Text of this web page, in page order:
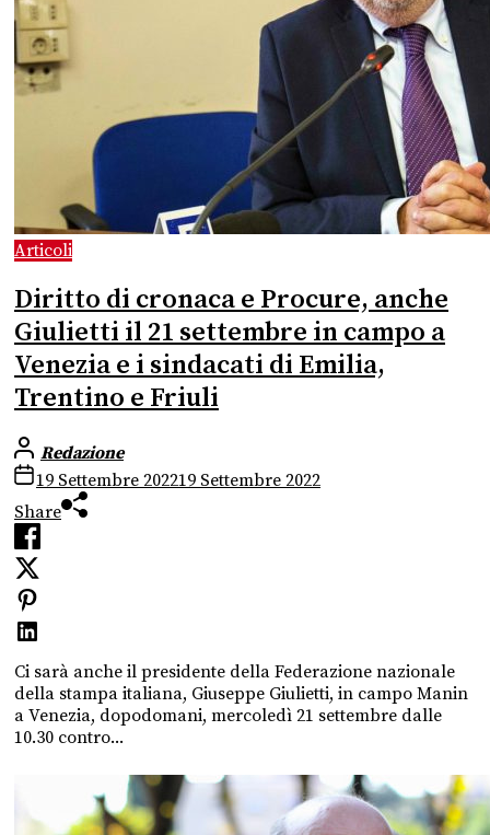
Articoli
Diritto di cronaca e Procure, anche
Giulietti il 21 settembre in campo a
Venezia e i sindacati di Emilia,
Trentino e Friuli
Redazione
19 Settembre 202219 Settembre 2022
Share
Ci sarà anche il presidente della Federazione nazionale
della stampa italiana, Giuseppe Giulietti, in campo Manin
a Venezia, dopodomani, mercoledì 21 settembre dalle
10.30 contro...